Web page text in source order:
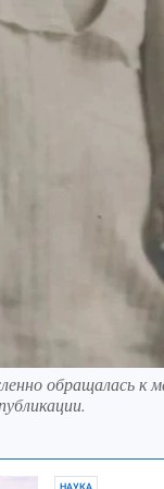
обращалась к